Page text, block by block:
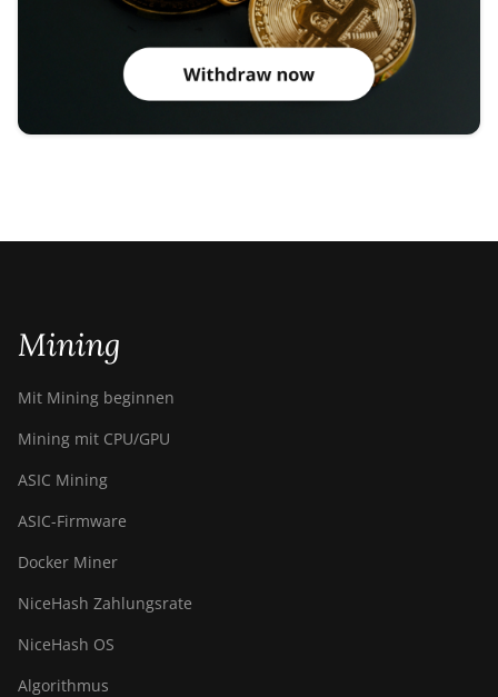
Mining
Mit Mining beginnen
Mining mit CPU/GPU
ASIC Mining
ASIC-Firmware
Docker Miner
NiceHash Zahlungsrate
NiceHash OS
Algorithmus